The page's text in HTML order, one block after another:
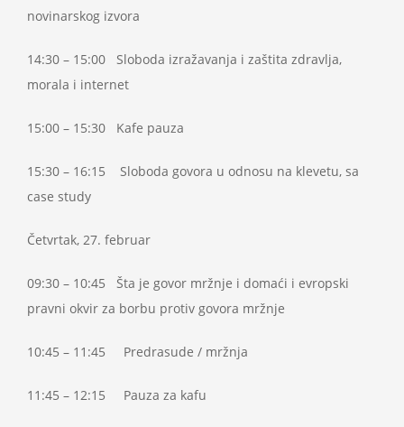
novinarskog izvora
14:30 – 15:00 Sloboda izražavanja i zaštita zdravlja,
morala i internet
15:00 – 15:30 Kafe pauza
15:30 – 16:15 Sloboda govora u odnosu na klevetu, sa
case study
Četvrtak, 27. februar
09:30 – 10:45 Šta je govor mržnje i domaći i evropski
pravni okvir za borbu protiv govora mržnje
10:45 – 11:45 Predrasude / mržnja
11:45 – 12:15 Pauza za kafu